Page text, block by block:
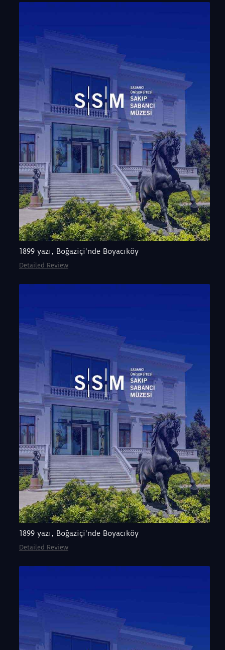
1899 yazı, Boğaziçi'nde Boyacıköy
Detailed Review
1899 yazı, Boğaziçi'nde Boyacıköy
Detailed Review